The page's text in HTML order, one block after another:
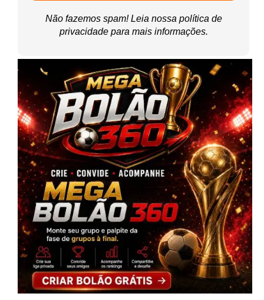
Não fazemos spam! Leia nossa política de
privacidadepara mais informações.